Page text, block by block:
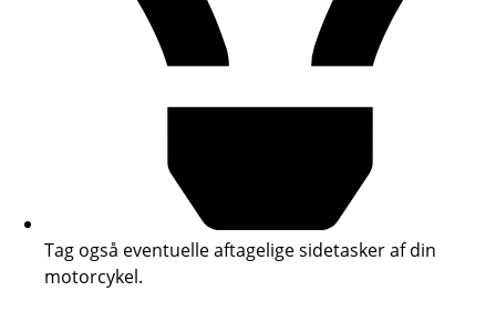
Tag også eventuelle aftagelige sidetasker af din
motorcykel.